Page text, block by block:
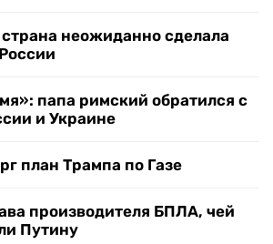
неожиданно сделала
папа римский обратился с
и Украине
план Трампа по Газе
производителя БПЛА, чей
Путину